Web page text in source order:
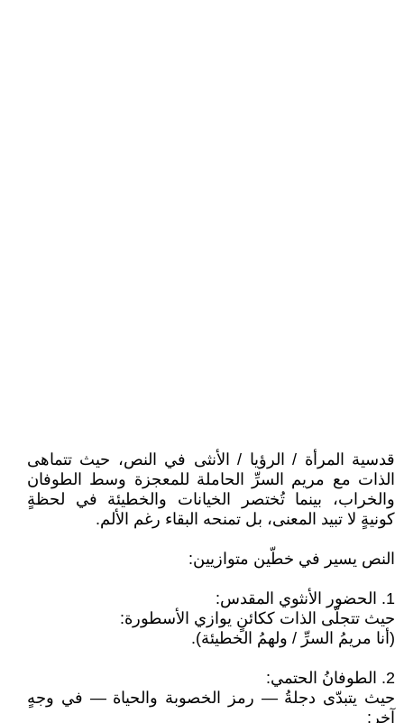
قدسية المرأة / الرؤيا / الأنثى في النص، حيث تتماهى
الذات مع مريم السرِّ الحاملة للمعجزة وسط الطوفان
والخراب، بينما تُختصر الخيانات والخطيئة في لحظةٍ
كونيةٍ لا تبيد المعنى، بل تمنحه البقاء رغم الألم.
النص يسير في خطّين متوازيين:
1. الحضور الأنثوي المقدس:
حيث تتجلّى الذات ككائنٍ يوازي الأسطورة:
(أنا مريمُ السرِّ / ولهمُ الخطيئة).
2. الطوفانُ الحتمي:
حيث يتبدّى دجلةُ — رمز الخصوبة والحياة — في وجهٍ
آخر: